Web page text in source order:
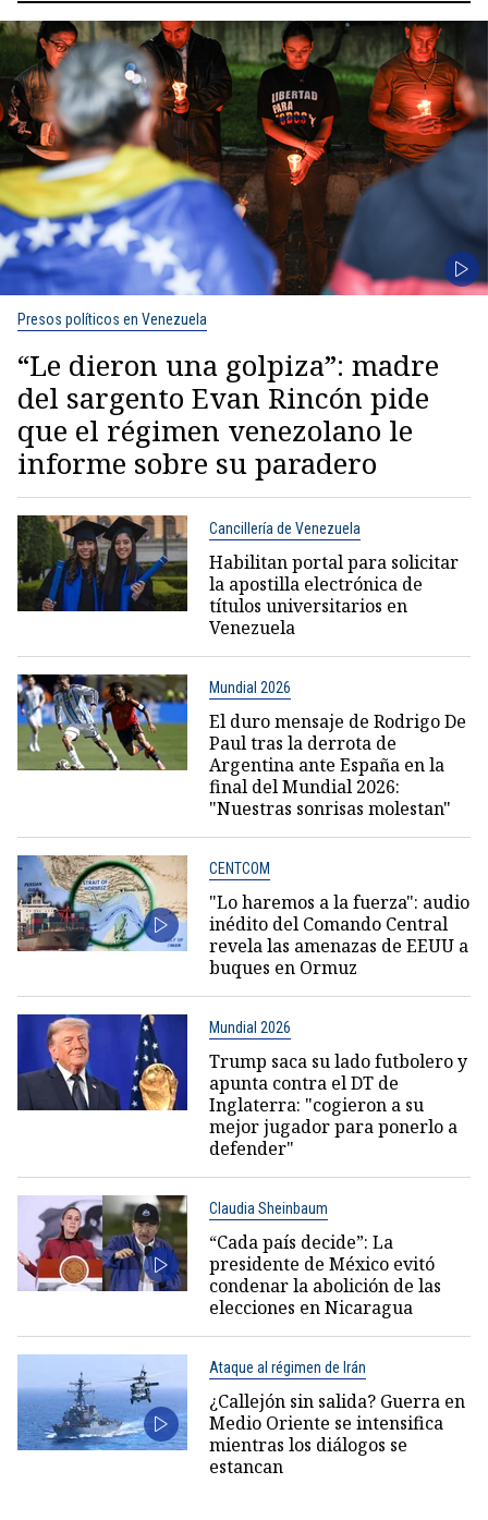
Presos políticos en Venezuela
“Le dieron una golpiza”: madre
del sargento Evan Rincón pide
que el régimen venezolano le
informe sobre su paradero
Cancillería de Venezuela
Habilitan portal para solicitar
la apostilla electrónica de
títulos universitarios en
Venezuela
Mundial 2026
El duro mensaje de Rodrigo De
Paul tras la derrota de
Argentina ante España en la
final del Mundial 2026:
"Nuestras sonrisas molestan"
CENTCOM
"Lo haremos a la fuerza": audio
inédito del Comando Central
revela las amenazas de EEUU a
buques en Ormuz
Mundial 2026
Trump saca su lado futbolero y
apunta contra el DT de
Inglaterra: "cogieron a su
mejor jugador para ponerlo a
defender"
Claudia Sheinbaum
“Cada país decide”: La
presidente de México evitó
condenar la abolición de las
elecciones en Nicaragua
Ataque al régimen de Irán
¿Callejón sin salida? Guerra en
Medio Oriente se intensifica
mientras los diálogos se
estancan